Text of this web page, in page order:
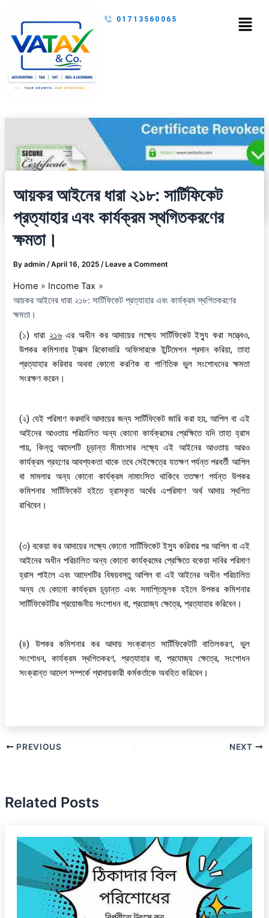
content
01713560065 Menu
আয়কর আইনের ধারা ২১৮: সার্টিফিকেট
প্রত্যাহার এবং কার্যক্রম স্থগিতকরণের
ক্ষমতা।
Byadmin/April 16, 2025/ Leave a Comment
Home
Income Tax
আয়কর আইনের ধারা ২১৮: সার্টিফিকেট প্রত্যাহার এবং কার্যক্রম স্থগিতকরণের
ক্ষমতা।
(১) ধারা ২১৬এর অধীন কর আদায়ের লক্ষ্যে সার্টিফিকেট ইস্যু করা সত্ত্বেও,
উপকর কমিশনার ট্যাক্স রিকোভারি অফিসারকে ইন্টিমেশন প্রদান করিয়া, তাহা
প্রত্যাহার করিবার অথবা কোনো করণিক বা গাণিতিক ভুল সংশোধনের ক্ষমতা
সংরক্ষণ করেন।
(২) যেই পরিমাণ করদাবি আদায়ের জন্য সার্টিফিকেট জারি করা হয়, আপিল বা এই
আইনের আওতায় পরিচালিত অন্য কোনো কার্যক্রমের প্রেক্ষিতে যদি তাহা হ্রাস
পায়, কিন্তু আদেশটি চূড়ান্ত মীমাংসার লক্ষ্যে এই আইনের আওতায় আরও
কার্যক্রম গ্রহণের আবশ্যকতা থাকে তবে সেইক্ষেত্রে যতক্ষণ পর্যন্ত পরবর্তী আপিল
বা মামলার অন্য কোনো কার্যক্রম নামাংসিত থাকিবে ততক্ষণ পর্যন্ত উপকর
কমিশনার সার্টিফিকেট হইতে হ্রাসকৃত অর্থের এপরিমাণ অর্থ আদায় স্থগিত
রাখিবেন।
(৩) বকেয়া কর আদায়ের লক্ষ্যে কোনো সার্টিফিকেট ইস্যু করিবার পর আপিল বা এই
আইনের অধীন পরিচালিত অন্য কোনো কার্যক্রমের প্রেক্ষিতে বকেয়া দাবির পরিমাণ
হ্রাস পাইলে এবং আদেশটির বিষয়বস্তু আপিল বা এই আইনের অধীন পরিচালিত
অন্য যে কোনো কার্যক্রম চূড়ান্ত এবং সমাপ্তিমূলক হইলে উপকর কমিশনার
সার্টিফিকেটটির প্রয়োজনীয় সংশোধন বা, প্রয়োজ্য ক্ষেত্রে, প্রত্যাহার করিবেন।
(৪) উপকর কমিশনার কর আদায় সংক্রান্ত সার্টিফিকেটটি বাতিলকরণ, ভুল
সংশোধন, কার্যক্রম স্থগিতকরণ, প্রত্যাহার বা, প্রযোজ্য ক্ষেত্রে, সংশোধন
সংক্রান্ত আদেশ সম্পর্কে শ্রাদায়কারী কর্মকর্তাকে অবহিত করিবেন।
PREVIOUS NEXT
Related Posts